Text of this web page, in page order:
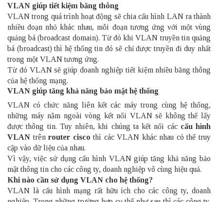
VLAN giúp tiết kiệm băng thông
VLAN trong quá trình hoạt động sẽ chia cấu hình LAN ra thành
nhiều đoạn nhỏ khác nhau, mỗi đoạn tương ứng với một vùng
quảng bá (broadcast domain). Từ đó khi VLAN truyền tin quảng
bá (broadcast) thì hệ thống tin đó sẽ chỉ được truyền đi duy nhất
trong một VLAN tương ứng.
Từ đó VLAN sẽ giúp doanh nghiệp tiết kiệm nhiều băng thông
của hệ thống mạng.
VLAN giúp tăng khả năng bảo mật hệ thống
VLAN có chức năng liên kết các máy trong cùng hệ thống,
những máy nằm ngoài vòng kết nối VLAN sẽ không thể lấy
được thông tin. Tuy nhiên, khi chúng ta kết nối các cấu hình
VLAN trênrouter cisco thì các VLAN khác nhau có thể truy
cập vào dữ liệu của nhau.
Vì vậy, việc sử dụng cấu hình VLAN giúp tăng khả năng bảo
mật thông tin cho các công ty, doanh nghiệp vô cùng hiệu quả.
Khi nào cần sử dụng VLAN cho hệ thống?
VLAN là cấu hình mạng rất hữu ích cho các công ty, doanh